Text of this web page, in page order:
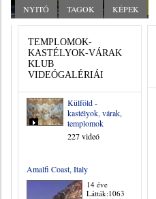
NYITÓ TAGOK KÉPEK
TEMPLOMOK-
KASTÉLYOK-VÁRAK
KLUB
VIDEÓGALÉRIÁI
Külföld -
kastélyok, várak,
templomok
227 videó
Amalfi Coast, Italy
14 éve
Látták:1063